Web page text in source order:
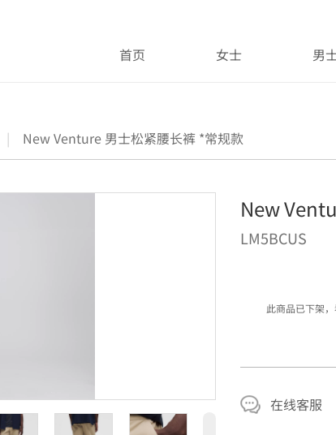
首页 女士 男
| New Venture 男士松紧腰长裤 *常规款
New
LM5BCUS
此商品已下架
在线客服